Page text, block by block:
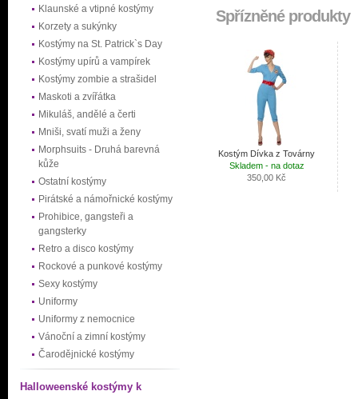
Klaunské a vtipné kostýmy
Korzety a sukýnky
Kostýmy na St. Patrick`s Day
Kostýmy upírů a vampírek
Kostýmy zombie a strašidel
Maskoti a zvířátka
Mikuláš, andělé a čerti
Mniši, svatí muži a ženy
Morphsuits - Druhá barevná
kůže
Ostatní kostýmy
Pirátské a námořnické kostýmy
Prohibice, gangsteři a
gangsterky
Retro a disco kostýmy
Rockové a punkové kostýmy
Sexy kostýmy
Uniformy
Uniformy z nemocnice
Vánoční a zimní kostýmy
Čarodějnické kostýmy
Halloweenské kostýmy k
Spřízněné produkty
Kostým Dívka z Továrny
Skladem - na dotaz
350,00 Kč